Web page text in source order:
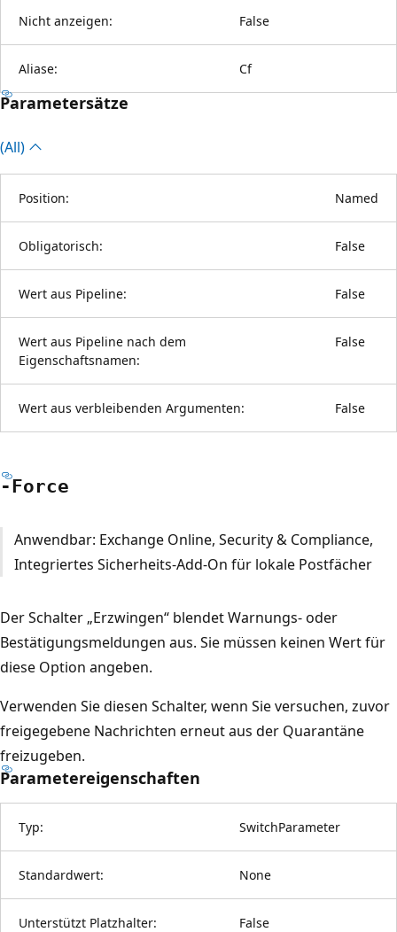
Nicht anzeigen: False
Aliase: Cf
Parametersätze
(All)
Position: Named
Obligatorisch: False
Wert aus Pipeline: False
Wert aus Pipeline nach dem
Eigenschaftsnamen:
False
Wert aus verbleibenden Argumenten: False
-Force
Anwendbar: Exchange Online, Security & Compliance,
Integriertes Sicherheits-Add-On für lokale Postfächer
Der Schalter „Erzwingen“ blendet Warnungs- oder
Bestätigungsmeldungen aus. Sie müssen keinen Wert für
diese Option angeben.
Verwenden Sie diesen Schalter, wenn Sie versuchen, zuvor
freigegebene Nachrichten erneut aus der Quarantäne
freizugeben.
Parametereigenschaften
Typ: SwitchParameter
Standardwert: None
Unterstützt Platzhalter: False